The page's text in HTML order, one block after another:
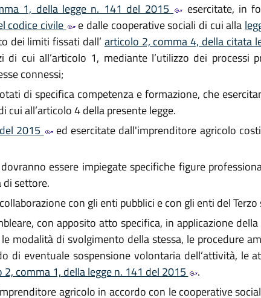
1, della legge n. 141 del 2015
esercitate, in
codice civile e dalle cooperative sociali di cui alla
dei limiti fissati dall’ articolo 2, comma 4, della citata
di cui all’articolo 1, mediante l’utilizzo dei processi
connessi;
di specifica competenza e formazione, che
all’articolo 4 della presente legge.
2015
ed esercitate dall'imprenditore agricolo
essere impiegate specifiche figure
di settore.
con gli enti pubblici e con gli enti del
con apposito atto specifica, in applicazione
modalità di svolgimento della stessa, le procedure
di eventuale sospensione volontaria dell’attività, le
2, comma 1, della legge n. 141 del 2015
.
agricolo in accordo con le cooperative